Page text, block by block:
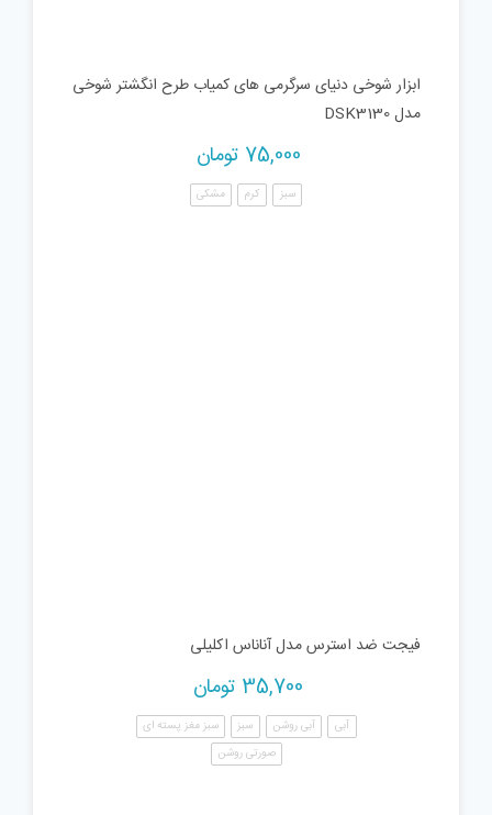
ابزار شوخی دنیای سرگرمی های کمیاب طرح انگشتر شوخی
مدل DSK3130
75,000 تومان
سبز کرم مشکی
فیجت ضد استرس مدل آناناس اکلیلی
35,700 تومان
آبی آبی روشن سبز
سبز مغز پسته ای
صورتی روشن